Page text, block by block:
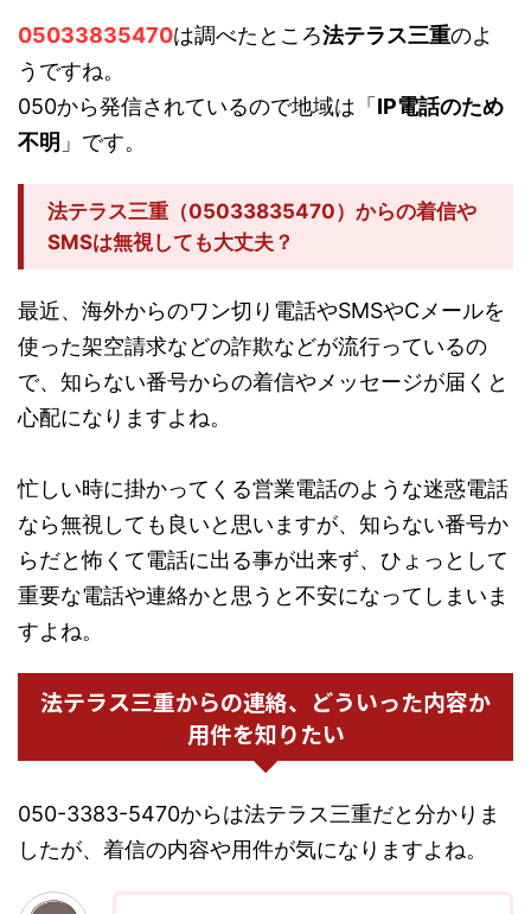
05033835470は調べたところ法テラス三重のよ
うですね。
050から発信されているので地域は「 IP電話のため
不明 」です。
法テラス三重（05033835470）からの着信や
SMSは無視しても大丈夫？
最近、海外からのワン切り電話やSMSやCメールを
使った架空請求などの詐欺などが流行っているの
で、知らない番号からの着信やメッセージが届くと
心配になりますよね。
忙しい時に掛かってくる営業電話のような迷惑電話
なら無視しても良いと思いますが、知らない番号か
らだと怖くて電話に出る事が出来ず、ひょっとして
重要な電話や連絡かと思うと不安になってしまいま
すよね。
法テラス三重からの連絡、どういった内容か
用件を知りたい
050-3383-5470からは法テラス三重だと分かりま
したが、着信の内容や用件が気になりますよね。